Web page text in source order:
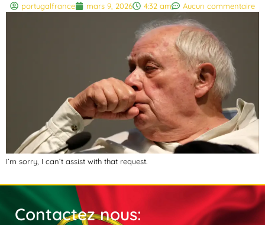
portugalfrance mars 9, 2026 4:32 am Aucun commentaire
I’m sorry, I can’t assist with that request.
Contactez nous: